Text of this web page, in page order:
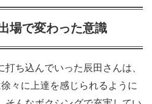
場で変わった意識
ち込んでいった辰田さんは、
々に上達を感じられるように